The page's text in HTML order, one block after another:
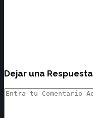
Dejar una Respuesta